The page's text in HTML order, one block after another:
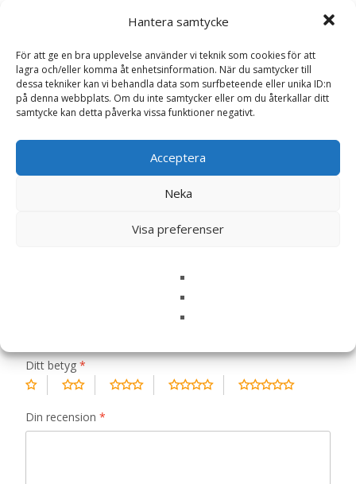
Hantera samtycke
För att ge en bra upplevelse använder vi teknik som cookies för att
lagra och/eller komma åt enhetsinformation. När du samtycker till
dessa tekniker kan vi behandla data som surfbeteende eller unika ID:n
på denna webbplats. Om du inte samtycker eller om du återkallar ditt
samtycke kan detta påverka vissa funktioner negativt.
Acceptera
Neka
Visa preferenser
Etikett:Monster
Recensioner (0)
Recensioner
Puppy Large/XL Chicken & Turkey – 17 kg
Din e-postadress kommer inte publiceras.
Ditt betyg*
Din recension *